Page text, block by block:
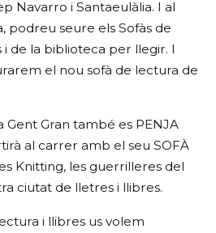
Navarro i Santaeulàlia. I al
podreu seure els Sofàs de
i de la biblioteca per llegir. I
el nou sofà de lectura de
Gent Gran també es PENJA
al carrer amb el seu SOFÀ
Knitting, les guerrilleres del
ciutat de lletres i llibres.
i llibres us volem